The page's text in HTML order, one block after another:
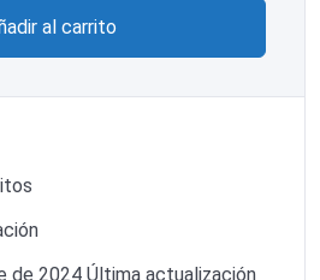
al carrito
de 2024 Última actualización